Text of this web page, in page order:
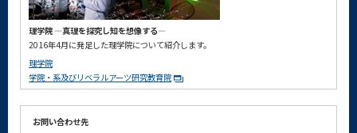
理学院 ―真理を探究し知を想像する―
2016年4月に発足した理学院について紹介します。
理学院
学院・系及びリベラルアーツ研究教育院
お問い合わせ先